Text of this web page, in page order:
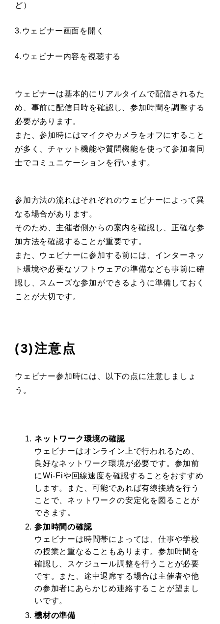
ど）
3.ウェビナー画面を開く
4.ウェビナー内容を視聴する
ウェビナーは基本的にリアルタイムで配信されるた
め、事前に配信日時を確認し、参加時間を調整する
必要があります。
また、参加時にはマイクやカメラをオフにすること
が多く、チャット機能や質問機能を使って参加者同
士でコミュニケーションを行います。
参加方法の流れはそれぞれのウェビナーによって異
なる場合があります。
そのため、主催者側からの案内を確認し、正確な参
加方法を確認することが重要です。
また、ウェビナーに参加する前には、インターネッ
ト環境や必要なソフトウェアの準備なども事前に確
認し、スムーズな参加ができるように準備しておく
ことが大切です。
(3)注意点
ウェビナー参加時には、以下の点に注意しましょ
う。
ネットワーク環境の確認
ウェビナーはオンライン上で行われるため、
良好なネットワーク環境が必要です。参加前
にWi-Fiや回線速度を確認することをおすすめ
します。また、可能であれば有線接続を行う
ことで、ネットワークの安定化を図ることが
できます。
参加時間の確認
ウェビナーは時間帯によっては、仕事や学校
の授業と重なることもあります。参加時間を
確認し、スケジュール調整を行うことが必要
です。また、途中退席する場合は主催者や他
の参加者にあらかじめ連絡することが望まし
いです。
機材の準備